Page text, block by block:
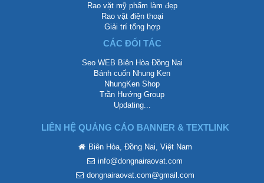
Rao vặt mỹ phẩm làm đẹp
Rao vặt điện thoại
Giải trí tổng hợp
CÁC ĐỐI TÁC
Seo WEB Biên Hòa Đồng Nai
Bánh cuốn Nhung Ken
NhungKen Shop
Trần Hướng Group
Updating...
LIÊN HỆ QUẢNG CÁO BANNER & TEXTLINK
Biên Hòa, Đồng Nai, Việt Nam
info@dongnairaovat.com
dongnairaovat.com@gmail.com